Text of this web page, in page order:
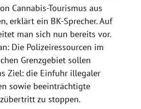
Cannabis-Tourismus aus
erklärt ein BK-Sprecher. Auf
man sich nun bereits vor.
Die Polizeiressourcen im
Grenzgebiet sollen
Ziel: die Einfuhr illegaler
sowie beeinträchtigte
zu stoppen.